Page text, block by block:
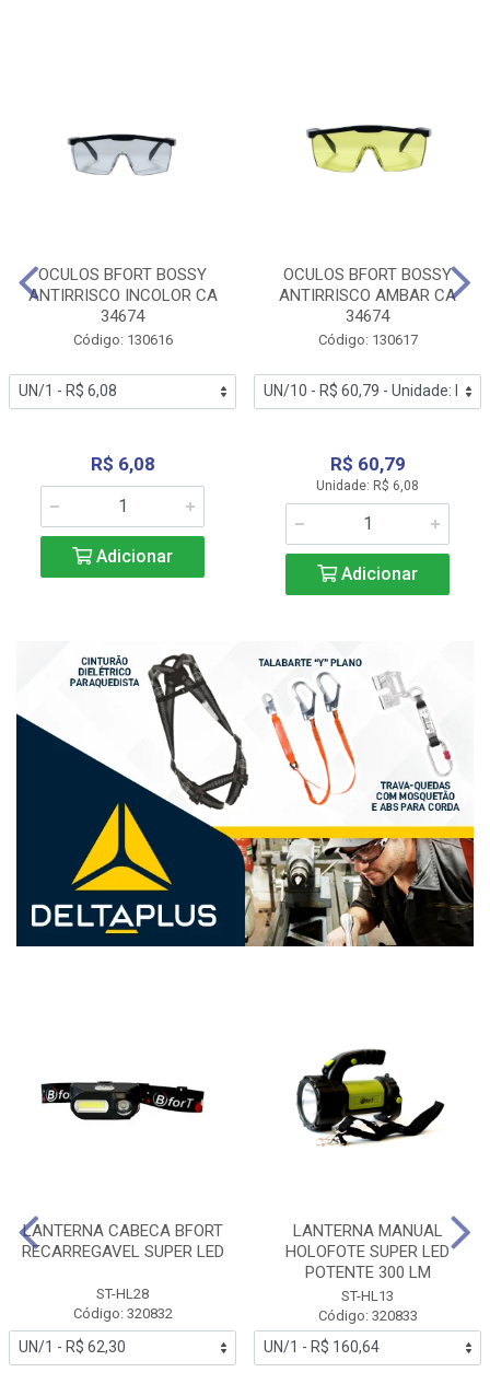
OCULOS BFORT BOSSY
ANTIRRISCO INCOLOR CA
34674
Código: 130616
R$ 6,08
Adicionar
OCULOS BFORT BOSSY
ANTIRRISCO AMBAR CA
34674
Código: 130617
R$ 60,79
Unidade: R$ 6,08
Adicionar
LANTERNA CABECA BFORT
RECARREGAVEL SUPER LED
ST-HL28
Código: 320832
LANTERNA MANUAL
HOLOFOTE SUPER LED
POTENTE 300 LM
ST-HL13
Código: 320833